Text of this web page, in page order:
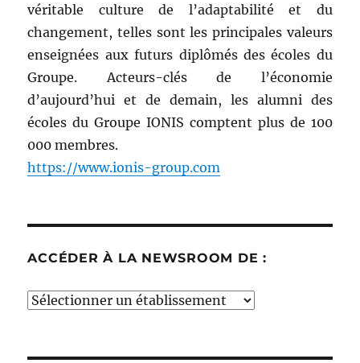
véritable culture de l’adaptabilité et du
changement, telles sont les principales valeurs
enseignées aux futurs diplômés des écoles du
Groupe. Acteurs-clés de l’économie
d’aujourd’hui et de demain, les alumni des
écoles du Groupe IONIS comptent plus de 100
000 membres.
https://www.ionis-group.com
ACCÉDER À LA NEWSROOM DE :
Accéder